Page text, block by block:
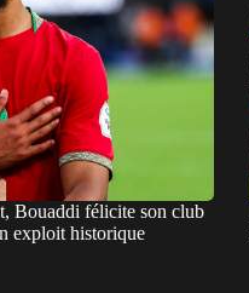
Bouaddi félicite son club
exploit historique